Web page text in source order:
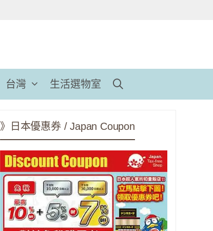
台灣 生活選物室
》日本優惠券 / Japan Coupon